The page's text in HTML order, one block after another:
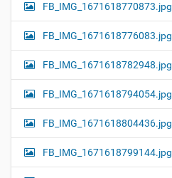
FB_IMG_1671618770873.jpg
FB_IMG_1671618776083.jpg
FB_IMG_1671618782948.jpg
FB_IMG_1671618794054.jpg
FB_IMG_1671618804436.jpg
FB_IMG_1671618799144.jpg